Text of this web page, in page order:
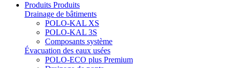
Produits Produits
Drainage de bâtiments
POLO-KAL XS
POLO-KAL 3S
Composants système
Évacuation des eaux usées
POLO-ECO plus Premium